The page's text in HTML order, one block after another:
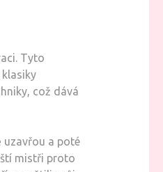
Tyto
což dává
uzavřou a poté
mistři proto